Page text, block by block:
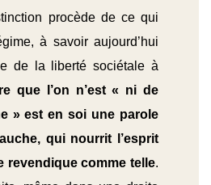
procède de ce qui
à savoir aujourd’hui
de la liberté sociétale à
que l’on n’est « ni de
» est en soi une parole
qui nourrit l’esprit
revendique comme telle.